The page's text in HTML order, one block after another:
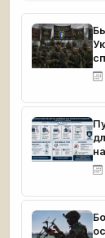
Документы
в ударах по